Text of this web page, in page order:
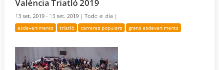
València Triatló 2019
13 set. 2019 - 15 set. 2019 |Todo el día |
esdeveniments triatló carreres populars grans esdeveniments